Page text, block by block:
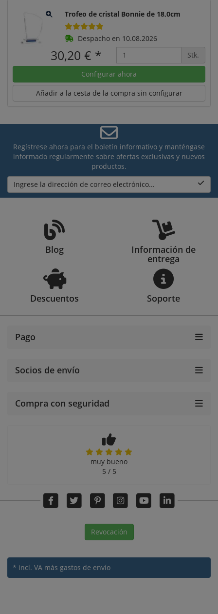
Trofeo de cristal Bonnie de 18,0cm
Despacho en 10.08.2026
30,20 € * Stk.
Configurar ahora
Añadir a la cesta de la compra sin configurar
Regístrese ahora para el boletín informativo y manténgase
informado regularmente sobre ofertas exclusivas y nuevos
productos.
Ingrese la dirección de correo electrónico...
Blog Información de
entrega
Descuentos Soporte
Pago
Socios de envío
Compra con seguridad
muy bueno
5 / 5
Revocación
* incl. VA más gastos de envío